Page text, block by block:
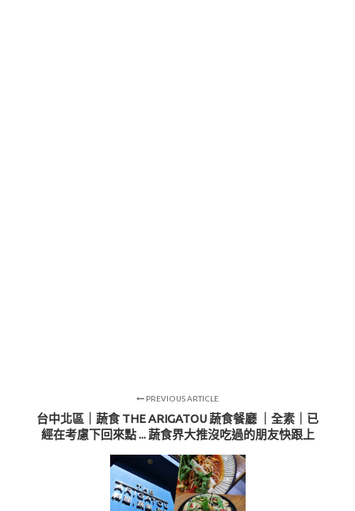
PREVIOUS ARTICLE
台中北區｜蔬食 THE ARIGATOU 蔬食餐廳 ｜全素｜已
經在考慮下回來點 ... 蔬食界大推沒吃過的朋友快跟上